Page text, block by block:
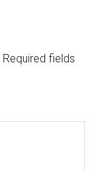
Required fields